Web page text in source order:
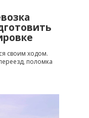
своим ходом.
поломка